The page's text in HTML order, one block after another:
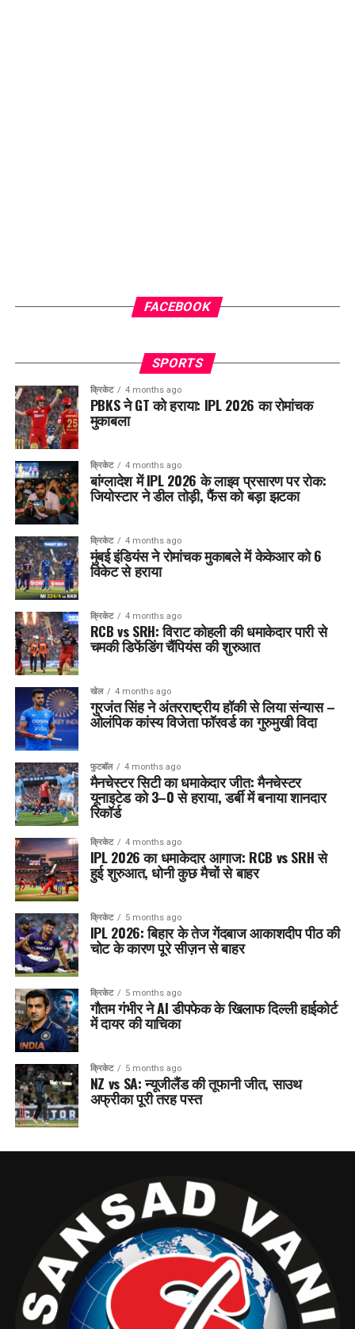
FACEBOOK
SPORTS
क्रिकेट 4 months ago
PBKS ने GT को हराया: IPL 2026 का रोमांचक
मुकाबला
क्रिकेट 4 months ago
बांग्लादेश में IPL 2026 के लाइव प्रसारण पर रोक:
जियोस्टार ने डील तोड़ी, फैंस को बड़ा झटका
क्रिकेट 4 months ago
मुंबई इंडियंस ने रोमांचक मुकाबले में केकेआर को 6
विकेट से हराया
क्रिकेट 4 months ago
RCB vs SRH: विराट कोहली की धमाकेदार पारी से
चमकी डिफेंडिंग चैंपियंस की शुरुआत
खेल 4 months ago
गुरजंत सिंह ने अंतरराष्ट्रीय हॉकी से लिया संन्यास –
ओलंपिक कांस्य विजेता फॉरवर्ड का गुरुमुखी विदा
फुटबॉल 4 months ago
मैनचेस्टर सिटी का धमाकेदार जीत: मैनचेस्टर
यूनाइटेड को 3–0 से हराया, डर्बी में बनाया शानदार
रिकॉर्ड
क्रिकेट 4 months ago
IPL 2026 का धमाकेदार आगाज: RCB vs SRH से
हुई शुरुआत, धोनी कुछ मैचों से बाहर
क्रिकेट 5 months ago
IPL 2026: बिहार के तेज गेंदबाज आकाशदीप पीठ की
चोट के कारण पूरे सीज़न से बाहर
क्रिकेट 5 months ago
गौतम गंभीर ने AI डीपफेक के खिलाफ दिल्ली हाईकोर्ट
में दायर की याचिका
क्रिकेट 5 months ago
NZ vs SA: न्यूजीलैंड की तूफानी जीत, साउथ
अफ्रीका पूरी तरह पस्त